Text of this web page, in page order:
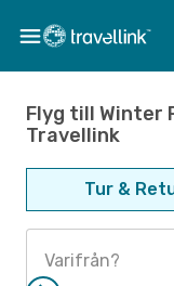
Flyg till Winter
Travellink
Tur &
Varifrån?